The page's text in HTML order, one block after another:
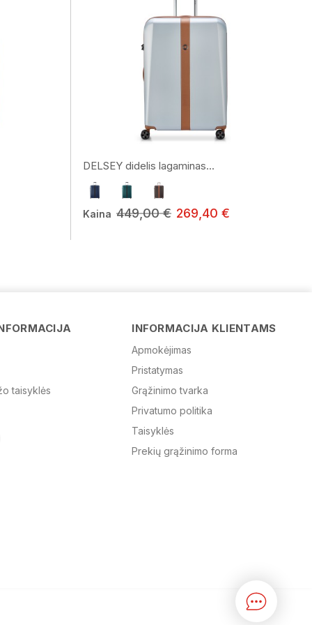
DELSEY didelis lagaminas...
Kaina 449,00 € 269,40 €
taisyklės
INFORMACIJA KLIENTAMS
Apmokėjimas
Pristatymas
Grąžinimo tvarka
Privatumo politika
Taisyklės
Prekių grąžinimo forma